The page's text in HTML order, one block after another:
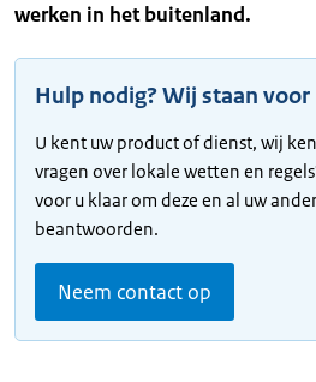
werken in het buitenland.
Hulp nodig? Wij staan voor
U kent uw product of dienst, wij
vragen over lokale wetten en
voor u klaar om deze en al uw
beantwoorden.
Neem contact op